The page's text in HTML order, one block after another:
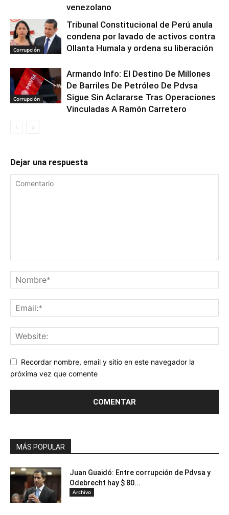
venezolano
Corrupción
Tribunal Constitucional de Perú anula
condena por lavado de activos contra
Ollanta Humala y ordena su liberación
Corrupción
Armando Info: El Destino De Millones
De Barriles De Petróleo De Pdvsa
Sigue Sin Aclararse Tras Operaciones
Vinculadas A Ramón Carretero
Dejar una respuesta
Recordar nombre, email y sitio en este navegador la
próxima vez que comente
MÁS POPULAR
Juan Guaidó: Entre corrupción de Pdvsa y
Odebrecht hay $ 80...
Archivo